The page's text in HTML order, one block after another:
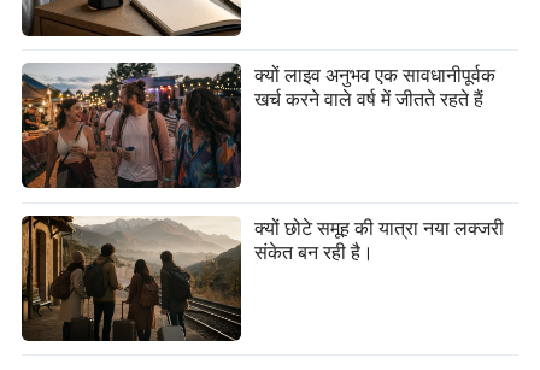
क्यों लाइव अनुभव एक सावधानीपूर्वक
खर्च करने वाले वर्ष में जीतते रहते हैं
क्यों छोटे समूह की यात्रा नया लक्जरी
संकेत बन रही है।